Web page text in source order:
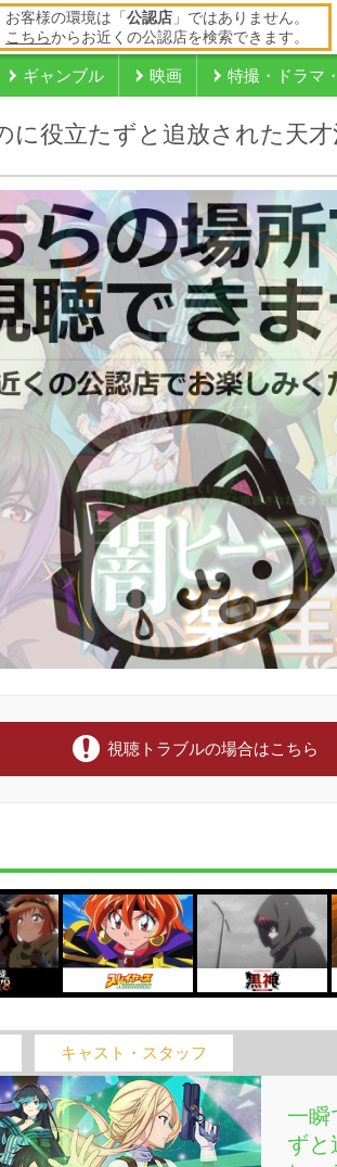
お客様の環境は「 公認店 」ではありません。
こちらからお近くの公認店を検索できます。
ギャンブル 映画 特撮・ドラマ
に役立たずと追放された天
視聴トラブルの場合はこちら
キャスト・スタッフ
一瞬
ずと